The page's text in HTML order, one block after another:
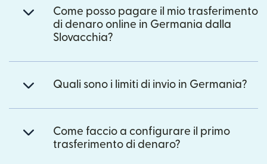
Come posso pagare il mio trasferimento
di denaro online in Germania dalla
Slovacchia?
Quali sono i limiti di invio in Germania?
Come faccio a configurare il primo
trasferimento di denaro?